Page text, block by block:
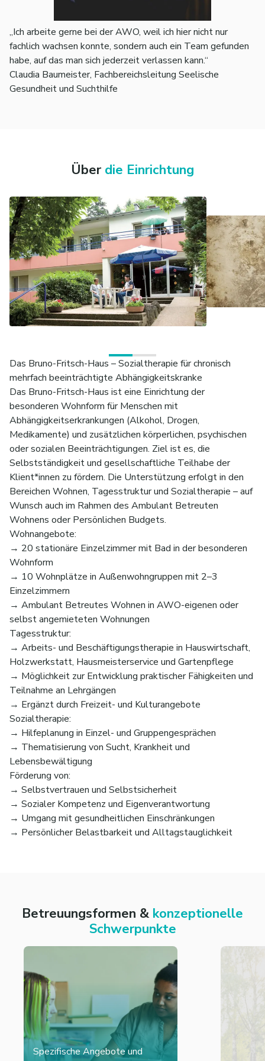
„Ich arbeite gerne bei der AWO, weil ich hier nicht nur
fachlich wachsen konnte, sondern auch ein Team gefunden
habe, auf das man sich jederzeit verlassen kann.“
Claudia Baumeister, Fachbereichsleitung Seelische
Gesundheit und Suchthilfe
Über die Einrichtung
Das Bruno-Fritsch-Haus – Sozialtherapie für chronisch
mehrfach beeinträchtigte Abhängigkeitskranke
Das Bruno-Fritsch-Haus ist eine Einrichtung der
besonderen Wohnform für Menschen mit
Abhängigkeitserkrankungen (Alkohol, Drogen,
Medikamente) und zusätzlichen körperlichen, psychischen
oder sozialen Beeinträchtigungen. Ziel ist es, die
Selbstständigkeit und gesellschaftliche Teilhabe der
Klient*innen zu fördern. Die Unterstützung erfolgt in den
Bereichen Wohnen, Tagesstruktur und Sozialtherapie – auf
Wunsch auch im Rahmen des Ambulant Betreuten
Wohnens oder Persönlichen Budgets.
Wohnangebote:
→ 20 stationäre Einzelzimmer mit Bad in der besonderen
Wohnform
→ 10 Wohnplätze in Außenwohngruppen mit 2–3
Einzelzimmern
→ Ambulant Betreutes Wohnen in AWO-eigenen oder
selbst angemieteten Wohnungen
Tagesstruktur:
→ Arbeits- und Beschäftigungstherapie in Hauswirtschaft,
Holzwerkstatt, Hausmeisterservice und Gartenpflege
→ Möglichkeit zur Entwicklung praktischer Fähigkeiten und
Teilnahme an Lehrgängen
→ Ergänzt durch Freizeit- und Kulturangebote
Sozialtherapie:
→ Hilfeplanung in Einzel- und Gruppengesprächen
→ Thematisierung von Sucht, Krankheit und
Lebensbewältigung
Förderung von:
→ Selbstvertrauen und Selbstsicherheit
→ Sozialer Kompetenz und Eigenverantwortung
→ Umgang mit gesundheitlichen Einschränkungen
→ Persönlicher Belastbarkeit und Alltagstauglichkeit
Betreuungsformen & konzeptionelle
Schwerpunkte
Spezifische Angebote und